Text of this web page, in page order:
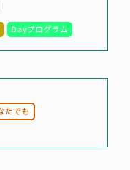
Dayプログラム
たでも